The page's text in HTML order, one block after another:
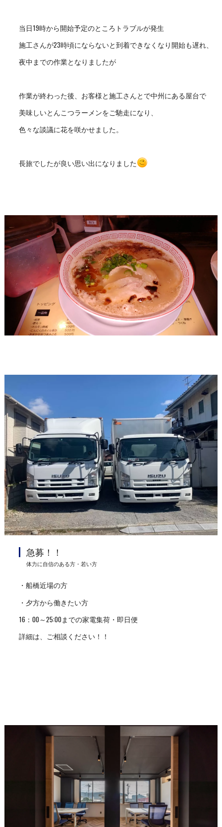
当日19時から開始予定のところトラブルが発生
施工さんが23時頃にならないと到着できなくなり開始も遅れ、
夜中までの作業となりましたが
作業が終わった後、お客様と施工さんとで中州にある屋台で
美味しいとんこつラーメンをご馳走になり、
色々な談議に花を咲かせました。
長旅でしたが良い思い出になりました
急募！！
体力に自信のある方・若い方
・船橋近場の方
・夕方から働きたい方
16：00～25:00までの家電集荷・即日便
詳細は、ご相談ください！！